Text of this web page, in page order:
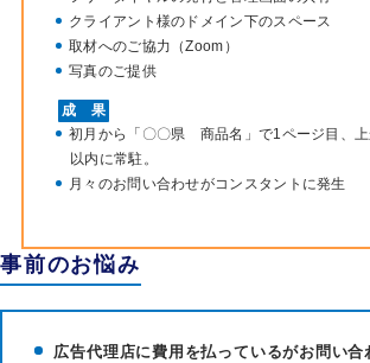
クライアント様のドメイン下のスペース
取材へのご協力（Zoom）
写真のご提供
成 果
初月から「〇〇県 商品名」で1ページ目、上
以内に常駐。
月々のお問い合わせがコンスタントに発生
事前のお悩み
広告代理店に費用を払っているがお問い合